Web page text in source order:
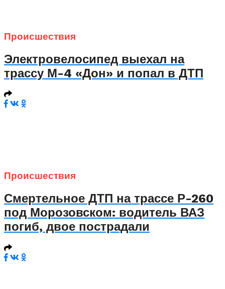
Происшествия
Электровелосипед выехал на
трассу М-4 «Дон» и попал в ДТП
Происшествия
Смертельное ДТП на трассе Р-260
под Морозовском: водитель ВАЗ
погиб, двое пострадали